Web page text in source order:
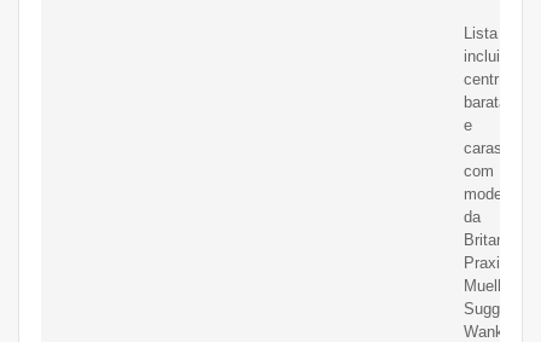
Lista
inclui
centrífugas
baratas
e
caras,
com
modelos
da
Britania,
Praxis,
Mueller,
Suggar,
Wanke